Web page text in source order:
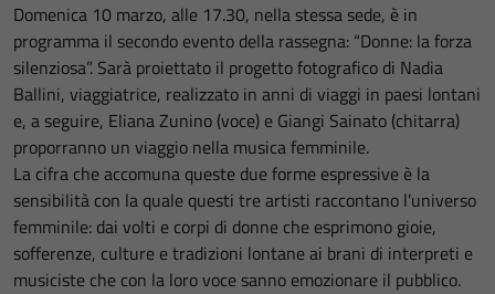
Domenica 10 marzo, alle 17.30, nella stessa sede, è in
programma il secondo evento della rassegna: “Donne: la forza
silenziosa”. Sarà proiettato il progetto fotografico di Nadia
Ballini, viaggiatrice, realizzato in anni di viaggi in paesi lontani
e, a seguire, Eliana Zunino (voce) e Giangi Sainato (chitarra)
proporranno un viaggio nella musica femminile.
La cifra che accomuna queste due forme espressive è la
sensibilità con la quale questi tre artisti raccontano l’universo
femminile: dai volti e corpi di donne che esprimono gioie,
sofferenze, culture e tradizioni lontane ai brani di interpreti e
musiciste che con la loro voce sanno emozionare il pubblico.